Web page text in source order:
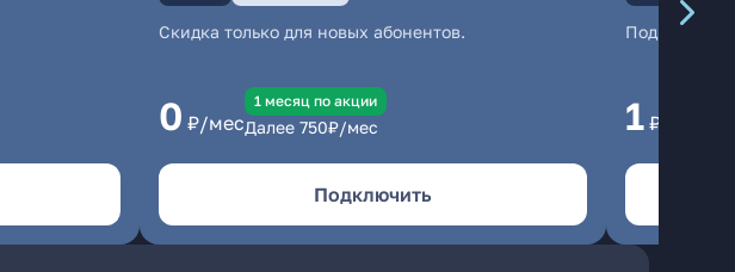
Скидка только для новых абонентов.
0 ₽/мес
1 месяц по акции
Далее 750₽/мес
Подключить
1 ₽/мес